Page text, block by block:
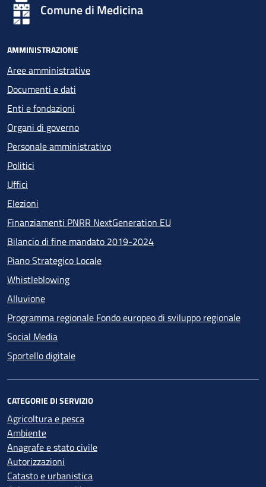
Comune di Medicina
AMMINISTRAZIONE
Aree amministrative
Documenti e dati
Enti e fondazioni
Organi di governo
Personale amministrativo
Politici
Uffici
Elezioni
Finanziamenti PNRR NextGeneration EU
Bilancio di fine mandato 2019-2024
Piano Strategico Locale
Whistleblowing
Alluvione
Programma regionale Fondo europeo di sviluppo regionale
Social Media
Sportello digitale
CATEGORIE DI SERVIZIO
Agricoltura e pesca
Ambiente
Anagrafe e stato civile
Autorizzazioni
Catasto e urbanistica